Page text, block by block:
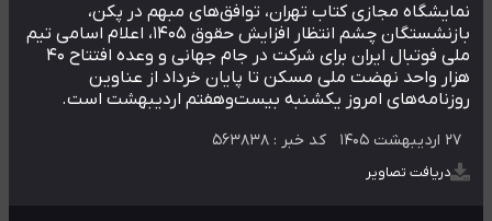
نمایشگاه مجازی کتاب تهران، توافق‌های مبهم در پکن،
بازنشستگان چشم انتظار افزایش حقوق ۱۴۰۵، اعلام اسامی تیم
ملی فوتبال ایران برای شرکت در جام جهانی و وعده افتتاح ۴۰
هزار واحد نهضت ملی مسکن تا پایان خرداد از عناوین
روزنامه‌های امروز یکشنبه بیست‌وهفتم اردیبهشت است.
۲۷ اردیبهشت ۱۴۰۵ کد خبر : ۵۶۳۸۳۸
دریافت تصاویر